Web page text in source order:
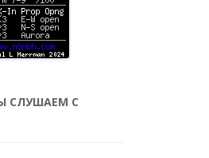
СЛУШАЕМ С